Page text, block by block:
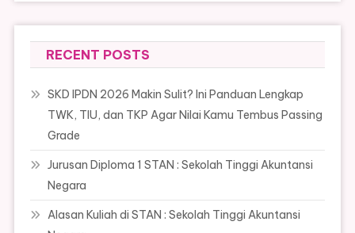
RECENT POSTS
SKD IPDN 2026 Makin Sulit? Ini Panduan Lengkap
TWK, TIU, dan TKP Agar Nilai Kamu Tembus Passing
Grade
Jurusan Diploma 1 STAN : Sekolah Tinggi Akuntansi
Negara
Alasan Kuliah di STAN : Sekolah Tinggi Akuntansi